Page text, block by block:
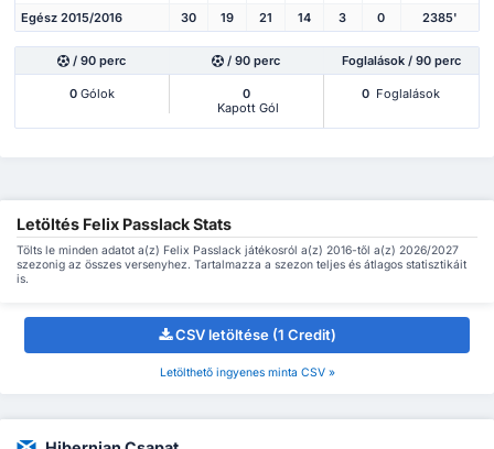
Egész 2015/2016 30 19 21 14 3 0 2385'
/ 90 perc / 90 perc Foglalások / 90 perc
0Gólok
0
Kapott Gól
0 Foglalások
Letöltés Felix Passlack Stats
Tölts le minden adatot a(z) Felix Passlack játékosról a(z) 2016-től a(z) 2026/2027
szezonig az összes versenyhez. Tartalmazza a szezon teljes és átlagos statisztikáit
is.
CSV letöltése (1 Credit)
Letölthető ingyenes minta CSV »